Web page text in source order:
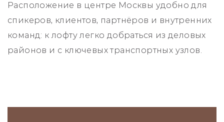
Расположение в центре Москвы удобно для
спикеров, клиентов, партнёров и внутренних
команд: к лофту легко добраться из деловых
районов и с ключевых транспортных узлов.